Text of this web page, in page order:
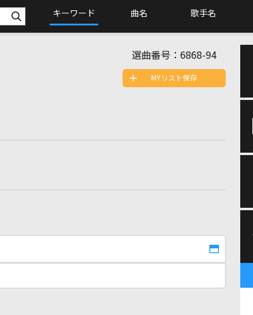
キーワード 曲名 歌手名
選曲番号： 6868-94
MYリスト保存